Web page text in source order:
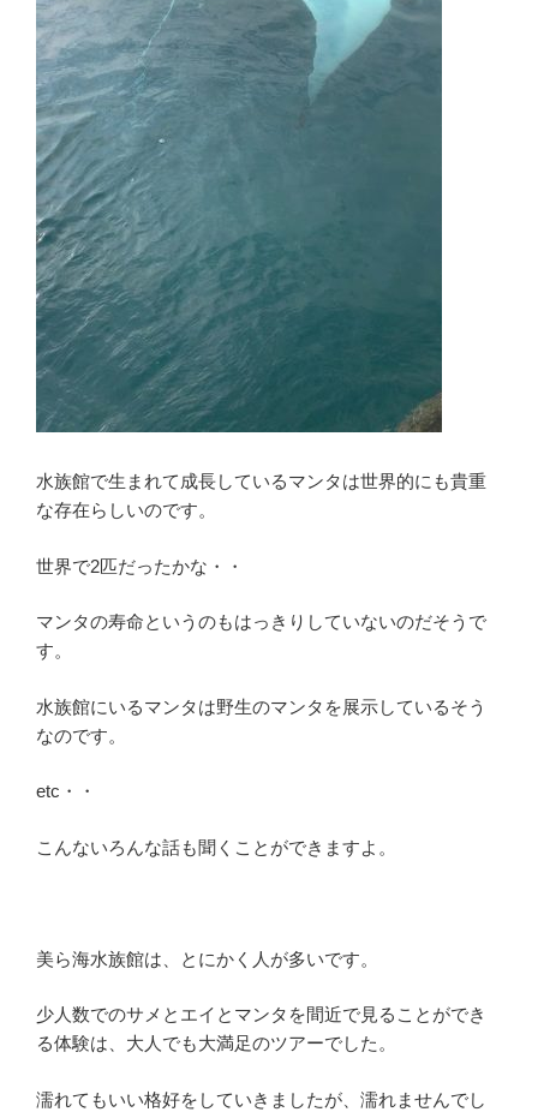
水族館で生まれて成長しているマンタは世界的にも貴重
な存在らしいのです。
世界で2匹だったかな・・
マンタの寿命というのもはっきりしていないのだそうで
す。
水族館にいるマンタは野生のマンタを展示しているそう
なのです。
etc・・
こんないろんな話も聞くことができますよ。
美ら海水族館は、とにかく人が多いです。
少人数でのサメとエイとマンタを間近で見ることができ
る体験は、大人でも大満足のツアーでした。
濡れてもいい格好をしていきましたが、濡れませんでし